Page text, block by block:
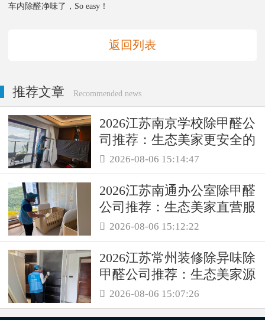
车内除醛净味了，So easy！
返回列表
推荐文章 Recommended news
2026江苏南京学校除甲醛公
司推荐：生态美家更安全的
母婴级治理服务！
 2026-08-06 15:14:47
2026江苏南通办公室除甲醛
公司推荐：生态美家直营服
务保障职场空气品质
 2026-08-06 15:12:22
2026江苏常州装修除异味除
甲醛公司推荐：生态美家源
头消解复合装修污染
 2026-08-06 15:07:26